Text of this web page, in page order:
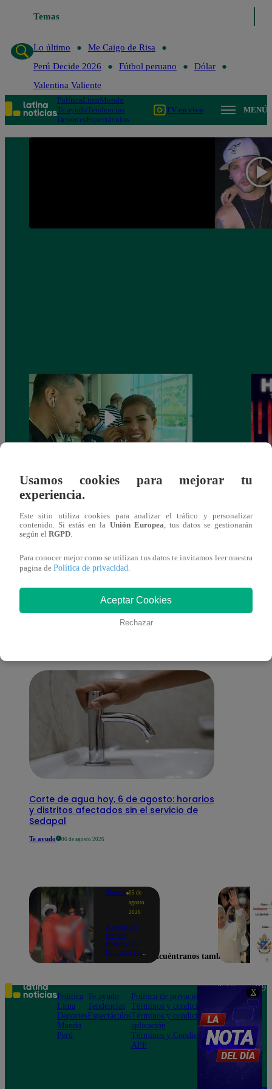
X
Temas
Lo último
Me Caigo de Risa
Perú Decide 2026
Fútbol peruano
Dólar
Valentina Valiente
PolíticaLimaMundo
Te ayudoTendencias
DeportesEspectáculos
TV en vivo MENÚ
Susan Ochoa en exclusiva para Latina:
“Estas gaviotas son de todos” (Video)
También te puede
interesar
Corte de agua hoy, 6 de agosto: horarios
y distritos afectados sin el servicio de
Sedapal
Te ayudo 06 de agosto 2026
Mundo 05 de
agosto
2026
Asesinan
de un
balazo en
la cabeza a
en vivo
Usamos cookies para mejorar tu
experiencia.
Este sitio utiliza cookies para analizar el tráfico y personalizar
contenido. Si estás en la Unión Europea , tus datos se gestionarán
según el RGPD
Para conocer mejor como se utilizan tus datos te invitamos leer nuestra
pagina de Política de privacidad
Aceptar Cookies
Rechazar
Encuéntranos también en
Política
Lima
Deportes
Mundo
Perú
Te ayudo
Tendencias
Espectáculos
Política de privacidad
Términos y condiciones
Términos y condiciones
aplicación
Términos y Condiciones
APP
Teléfono: 219
Av. San
Felipe 968
Jesús María